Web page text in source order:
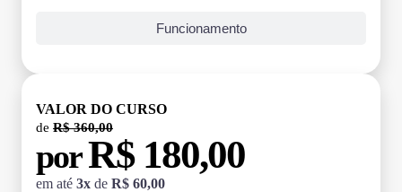
Funcionamento
VALOR DO CURSO
de R$ 360,00
porR$ 180,00
em até 3x de R$ 60,00